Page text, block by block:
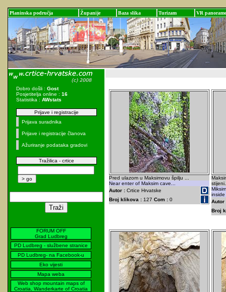
Planinska područja Županije Baza slika Turizam VR panorame
Dobro došli : Gost
Posjetitelja online : 16
Statistika : AWstats
Prijave i registracije
Prijava suradnika
Prijave i registracije članova
Ažuriranje podataka gradovi
Tražilica - crtice
FORUM OFF
Grad Ludbreg
PD Ludbreg - službene stranice
PD Ludbreg- na Facebook-u
Eko vijesti
Mapa weba
Web shop mountain maps of
Croatia, Wanderkarte of Croatia
Pred ulazom u Maksimovu špilju ...
Near enter of Maksim cave...
Autor : Crtice Hrvatske
Broj klikova : 127 Com : 0
Autor
Broj